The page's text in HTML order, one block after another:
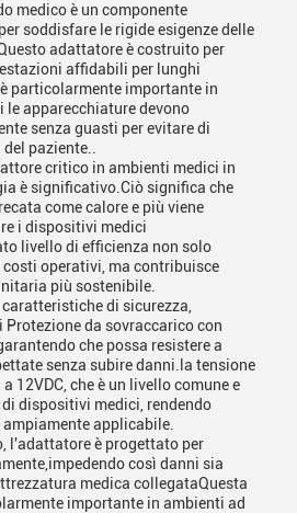
medico è un componente
soddisfare le rigide esigenze delle
adattatore è costruito per
affidabili per lunghi
particolarmente importante in
apparecchiature devono
senza guasti per evitare di
paziente..
critico in ambienti medici in
è significativo.Ciò significa che
come calore e più viene
i dispositivi medici
livello di efficienza non solo
operativi, ma contribuisce
più sostenibile.
di sicurezza,
da sovraccarico con
che possa resistere a
senza subire danni.la tensione
12VDC, che è un livello comune e
dispositivi medici, rendendo
applicabile.
l'adattatore è progettato per
così danni sia
medica collegataQuesta
importante in ambienti ad